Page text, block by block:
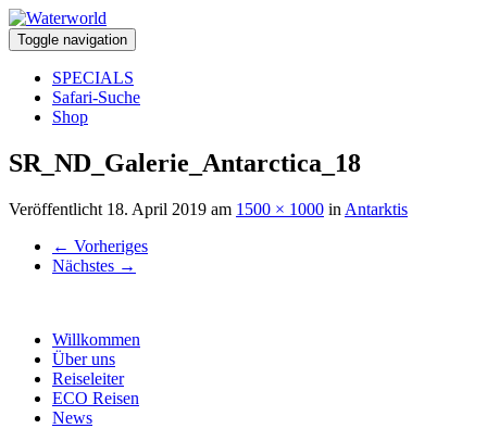
Toggle navigation
SPECIALS
Safari-Suche
Shop
SR_ND_Galerie_Antarctica_18
Veröffentlicht 18. April 2019 am 1500 × 1000 in Antarktis
← Vorheriges
Nächstes →
Willkommen
Über uns
Reiseleiter
ECO Reisen
News